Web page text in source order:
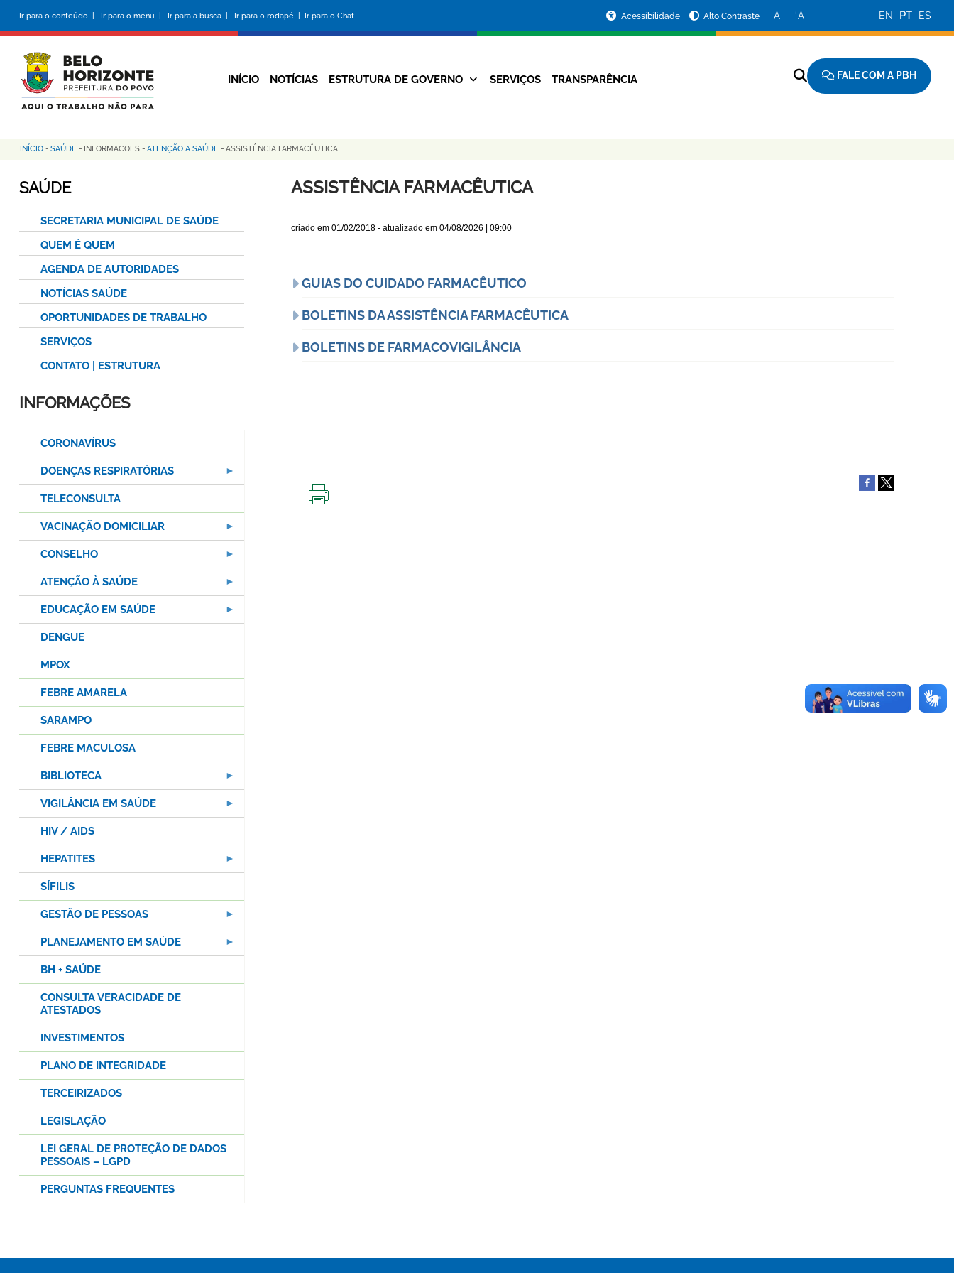
conteúdo
principal
Ir para o conteúdo | Ir para o menu | Ir para a busca | Ir para o rodapé | Ir para o Chat
da
Prefeitura
Acessibilidade Alto Contraste −A +A EN PT ES
Navegação
INÍCIO NOTÍCIAS ESTRUTURA DE GOVERNO SERVIÇOS TRANSPARÊNCIA FALE COM A PBH
Trilha
de
INÍCIO - SAÚDE - INFORMACOES - ATENÇÃO A SAÚDE - ASSISTÊNCIA FARMACÊUTICA
ASSISTÊNCIA FARMACÊUTICA
criado em 01/02/2018- atualizado em 04/08/2026 | 09:00
GUIAS DO CUIDADO FARMACÊUTICO
BOLETINS DA ASSISTÊNCIA FARMACÊUTICA
BOLETINS DE FARMACOVIGILÂNCIA
SAÚDE
SECRETARIA MUNICIPAL DE SAÚDE
QUEM É QUEM
AGENDA DE AUTORIDADES
NOTÍCIAS SAÚDE
OPORTUNIDADES DE TRABALHO
SERVIÇOS
CONTATO | ESTRUTURA
INFORMAÇÕES
CORONAVÍRUS
DOENÇAS RESPIRATÓRIAS
TELECONSULTA
VACINAÇÃO DOMICILIAR
CONSELHO
ATENÇÃO À SAÚDE
EDUCAÇÃO EM SAÚDE
DENGUE
MPOX
FEBRE AMARELA
SARAMPO
FEBRE MACULOSA
BIBLIOTECA
VIGILÂNCIA EM SAÚDE
HIV / AIDS
HEPATITES
SÍFILIS
GESTÃO DE PESSOAS
PLANEJAMENTO EM SAÚDE
BH + SAÚDE
CONSULTA VERACIDADE DE
ATESTADOS
INVESTIMENTOS
PLANO DE INTEGRIDADE
TERCEIRIZADOS
LEGISLAÇÃO
LEI GERAL DE PROTEÇÃO DE DADOS
PESSOAIS – LGPD
PERGUNTAS FREQUENTES